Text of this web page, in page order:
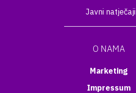
Javni natječaji
O NAMA
Marketing
Impressum